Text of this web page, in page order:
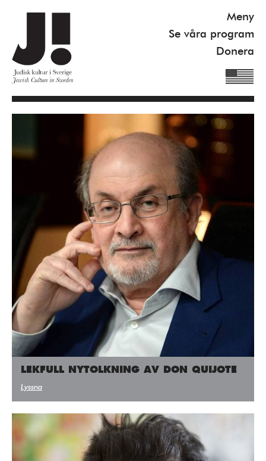
Meny
Se våra program
Donera
Nyheter
Kommande program
Se våra program
Gilel Storch Award
Våra böcker
Press/Media
Deltagare
Medlemskap/Kontakt
Integritetspolicy
Donera
Vill du ha information om våra program?
Fyll i din emailadress:
LEKFULL NYTOLKNING AV DON QUIJOTE
Lyssna